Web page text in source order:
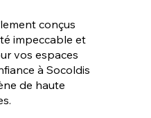
conçus
impeccable et
vos espaces
à Socoldis
de haute